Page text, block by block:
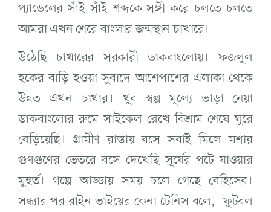
প্যাডেলের সাঁই সাঁই শব্দকে সঙ্গী করে চলতে চলতে
আমরা এখন শেরে বাংলার জন্মস্থান চাখারে।
উঠেছি চাখারের সরকারী ডাকবাংলোয়। ফজলুল
হকের বাড়ি হওয়া সুবাদে আশেপাশের এলাকা থেকে
উন্নত এখন চাখার। খুব স্বল্প মূল্যে ভাড়া নেয়া
ডাকবাংলোর রুমে সাইকেল রেখে বিশ্রাম শেষে ঘুরে
বেড়িয়েছি। গ্রামীণ রাস্তায় বসে সবাই মিলে মশার
গুণগুণের ভেতরে বসে দেখেছি সূর্যের পটে যাওয়ার
মুহুর্ত। গল্পে আড্ডায় সময় চলে গেছে বেহিসেব।
সন্ধ্যার পর রাইন ভাইয়ের কেনা টেনিস বলে, ফুটবল